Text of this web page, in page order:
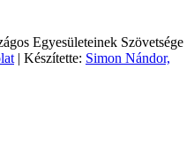
Egyesületeinek Szövetsége
| Készítette: Simon Nándor,